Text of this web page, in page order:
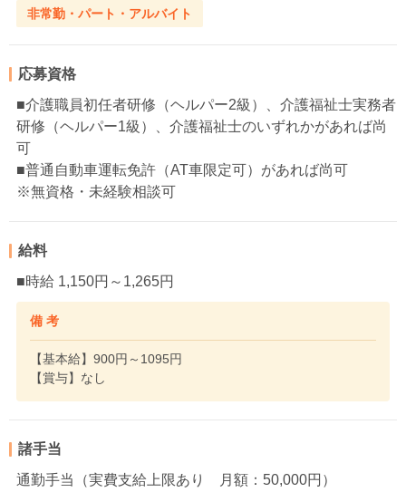
非常勤・パート・アルバイト
応募資格
■介護職員初任者研修（ヘルパー2級）、介護福祉士実務者
研修（ヘルパー1級）、介護福祉士のいずれかがあれば尚
可
■普通自動車運転免許（AT車限定可）があれば尚可
※無資格・未経験相談可
給料
■時給 1,150円～1,265円
備 考
【基本給】900円～1095円
【賞与】なし
諸手当
通勤手当（実費支給上限あり 月額：50,000円）